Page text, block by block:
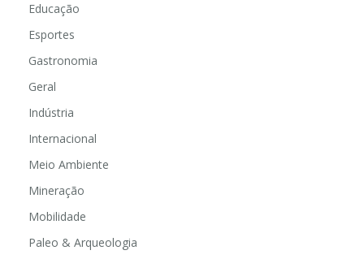
Educação
Esportes
Gastronomia
Geral
Indústria
Internacional
Meio Ambiente
Mineração
Mobilidade
Paleo & Arqueologia